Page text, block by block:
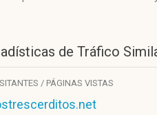
de Tráfico
/ PÁGINAS VISTAS